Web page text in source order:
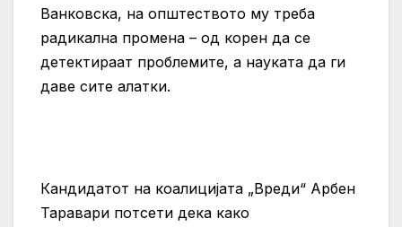
Ванковска, на општеството му треба
радикална промена – од корен да се
детектираат проблемите, а науката да ги
даве сите алатки.
Кандидатот на коалицијата „Вреди“ Арбен
Таравари потсети дека како